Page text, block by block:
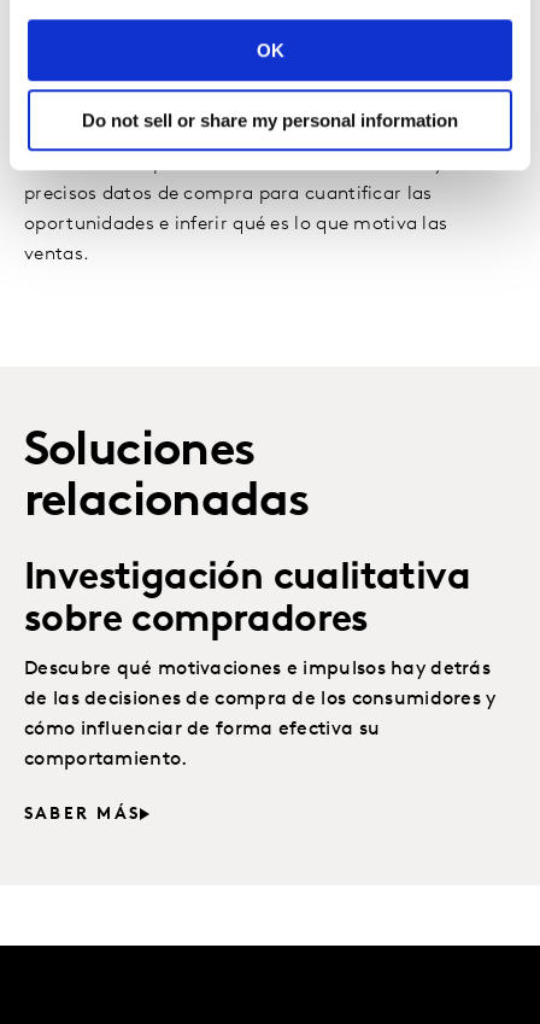
OK
Do not sell or share my personal information
final con lo que la persona responsable del cambio ve,
Cuantificar oportunidades
precisos datos de compra para cuantificar las
oportunidades e inferir qué es lo que motiva las
ventas.
Soluciones
relacionadas
Investigación cualitativa
sobre compradores
Descubre qué motivaciones e impulsos hay detrás
de las decisiones de compra de los consumidores y
cómo influenciar de forma efectiva su
comportamiento.
SABER MÁS